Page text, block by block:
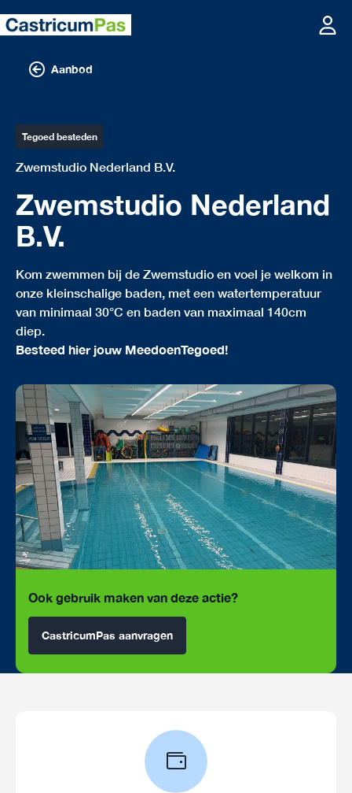
Aanbod
Tegoed besteden
Zwemstudio Nederland B.V.
Zwemstudio Nederland
B.V.
Kom zwemmen bij de Zwemstudio en voel je welkom in
onze kleinschalige baden, met een watertemperatuur
van minimaal 30°C en baden van maximaal 140cm
diep.
Besteed hier jouw MeedoenTegoed!
Ook gebruik maken van deze actie?
CastricumPas aanvragen